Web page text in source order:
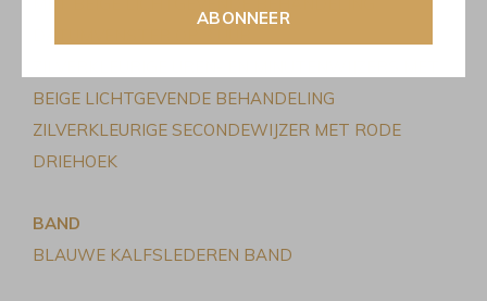
ABONNEER
BEIGE LICHTGEVENDE BEHANDELING
ZILVERKLEURIGE SECONDEWIJZER MET RODE
DRIEHOEK
BAND
BLAUWE KALFSLEDEREN BAND